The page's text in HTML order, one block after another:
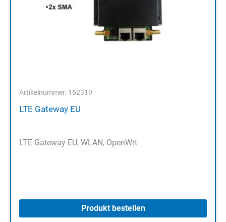
Artikelnummer: 162319
LTE Gateway EU
LTE Gateway EU, WLAN, OpenWrt
Produkt bestellen